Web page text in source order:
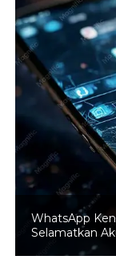
BACA JUGA
Program
Memasuki awal
koordinasi dan
menerapkan
ekonomi
I-2022. Hal itu
pertumbuhan
2022 mendatang.
Ekonomi
tahun 2021,
WhatsApp
Selamatkan